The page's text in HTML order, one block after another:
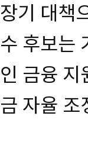
장기 대책
수 후보는
인 금융 지
금 자율 조